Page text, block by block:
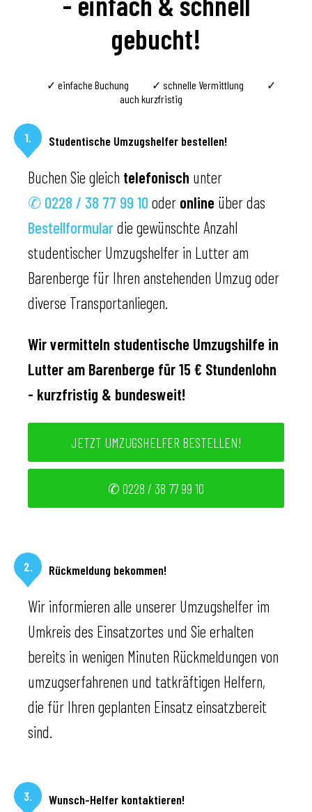
gebucht!
✓ einfache Buchung ✓ schnelle Vermittlung
✓
auch kurzfristig
1. Studentische Umzugshelfer bestellen!
Buchen Sie gleich telefonisch unter
✆ 0228 / 38 77 99 10oder online über das
Bestellformulardie gewünschte Anzahl
studentischer Umzugshelfer in Lutter am
Barenberge für Ihren anstehenden Umzug oder
diverse Transportanliegen.
Wir vermitteln studentische Umzugshilfe in
Lutter am Barenberge für 15 € Stundenlohn
- kurzfristig & bundesweit!
JETZT UMZUGSHELFER BESTELLEN!
✆ 0228 / 38 77 99 10
2. Rückmeldung bekommen!
Wir informieren alle unserer Umzugshelfer im
Umkreis des Einsatzortes und Sie erhalten
bereits in wenigen Minuten Rückmeldungen von
umzugserfahrenen und tatkräftigen Helfern,
die für Ihren geplanten Einsatz einsatzbereit
sind.
3. Wunsch-Helfer kontaktieren!